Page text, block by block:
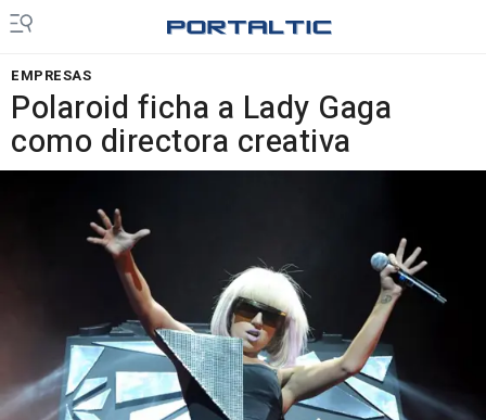
EMPRESAS
Polaroid ficha a Lady Gaga
como directora creativa